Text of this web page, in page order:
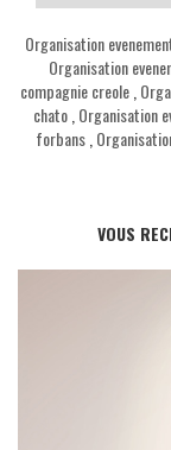
Organisation
Organisation
compagnie creole
chato Organisation
forbans,
VOUS